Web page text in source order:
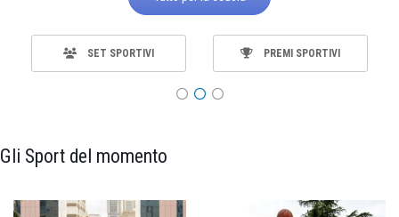
SET SPORTIVI PREMI SPORTIVI
Gli Sport del momento